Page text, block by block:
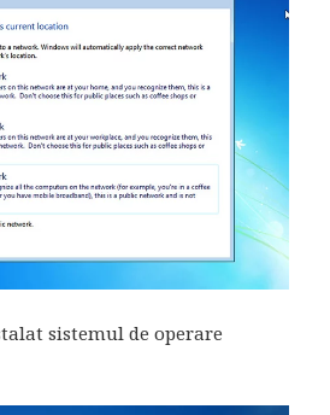
sistemul de operare